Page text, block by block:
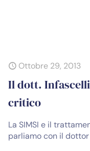
Ottobre 29, 2013
Il dott.
critico
La SIMSI e il
parliamo con il